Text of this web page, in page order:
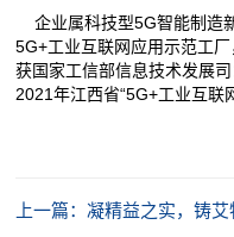
企业属科技型5G智能制造
5G+工业互联网应用示范工
获国家工信部信息技术发展
2021年江西省“5G+工业互联
上一篇：凝精益之实，铸